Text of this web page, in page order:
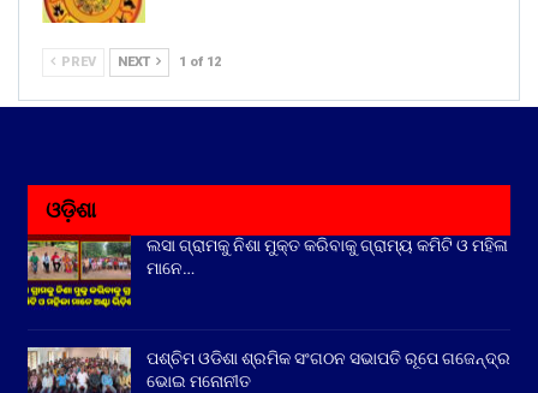
PREV NEXT 1 of 12
ଓଡ଼ିଶା
ଲସା ଗ୍ରାମକୁ ନିଶା ମୁକ୍ତ କରିବାକୁ ଗ୍ରାମ୍ୟ କମିଟି ଓ ମହିଳା
ମାନେ…
ପଶ୍ଚିମ ଓଡିଶା ଶ୍ରମିକ ସଂଗଠନ ସଭାପତି ରୂପେ ଗଜେନ୍ଦ୍ର
ଭୋଇ ମନୋନୀତ